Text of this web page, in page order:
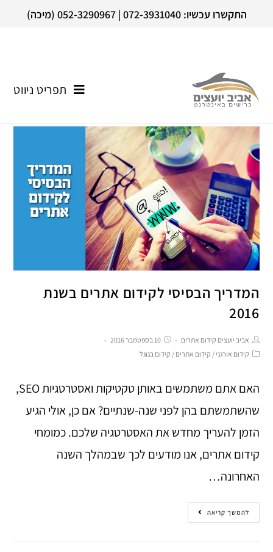
התקשרו עכשיו: 072-3931040 | 052-3290967 (מיכה)
תפריט ניווט
המדריך הבסיסי לקידום אתרים בשנת
2016
אביב יועצים קידום אתרים
10 בספטמבר 2016
קידום אורגני / קידום אתרים / קידום בגוגל
האם אתם משתמשים באותן טקטיקות ואסטרטגיות SEO,
שהשתמשתם בהן לפני שנה-שנתיים? אם כן, אולי הגיע
הזמן להעריך מחדש את האסטרטגיה שלכם. כמומחי
קידום אתרים, אנו מודעים לכך שבמהלך השנה
האחרונה…
להמשך קריאה